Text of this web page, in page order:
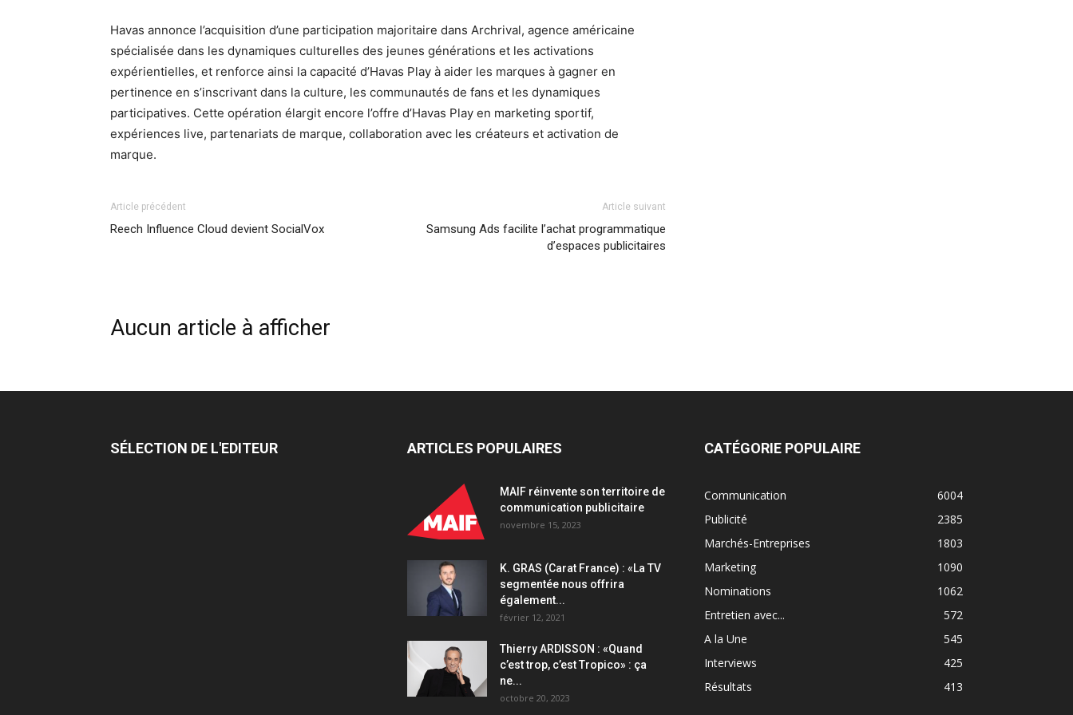
Havas annonce l’acquisition d’une participation majoritaire dans Archrival, agence américaine
spécialisée dans les dynamiques culturelles des jeunes générations et les activations
expérientielles, et renforce ainsi la capacité d’Havas Play à aider les marques à gagner en
pertinence en s’inscrivant dans la culture, les communautés de fans et les dynamiques
participatives. Cette opération élargit encore l’offre d’Havas Play en marketing sportif,
expériences live, partenariats de marque, collaboration avec les créateurs et activation de
marque.
Article précédent
Reech Influence Cloud devient SocialVox
Article suivant
Samsung Ads facilite l’achat programmatique
d’espaces publicitaires
Aucun article à afficher
SÉLECTION DE L'EDITEUR ARTICLES POPULAIRES
MAIF réinvente son territoire de
communication publicitaire
novembre 15, 2023
K. GRAS (Carat France) : «La TV
segmentée nous offrira
également...
février 12, 2021
Thierry ARDISSON : «Quand
c’est trop, c’est Tropico» : ça
ne...
octobre 20, 2023
CATÉGORIE POPULAIRE
Communication
6004
Publicité
2385
Marchés-Entreprises
1803
Marketing
1090
Nominations
1062
Entretien avec...
572
A la Une
545
Interviews
425
Résultats
413